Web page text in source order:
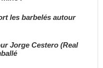
les barbelés autour
Jorge Cestero (Real